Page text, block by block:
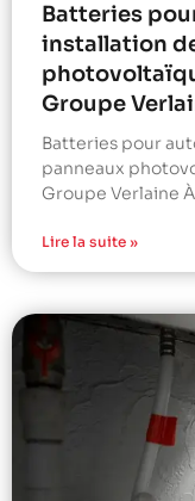
Batteries
installation
Groupe
Batteries pour
panneaux
Groupe Verlaine À
Lire la suite »